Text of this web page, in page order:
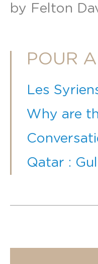
by Felton
POUR
Les
Why are
Qatar :